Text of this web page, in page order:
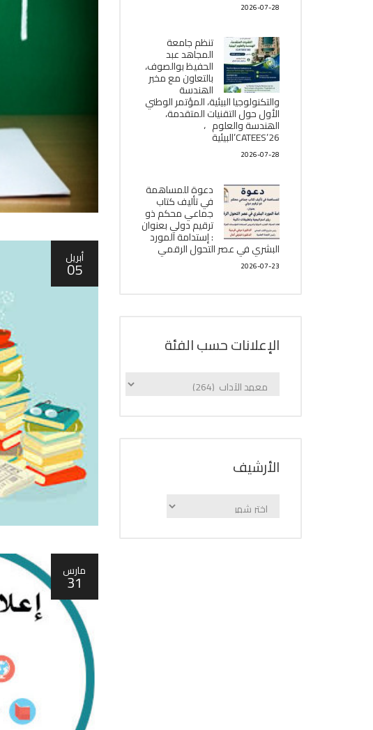
أبريل
05
مارس
31
2026-07-28
تنظم جامعة
المجاهد عبد
الحفيظ بوالصوف،
بالتعاون مع مخبر
الھندسة
والتكنولوجيا البیئیة، المؤتمر الوطني
الأول حول التقنيات المتقدمة،
الھندسة والعلوم ،
CATEES’26’البیئية
2026-07-28
دعوة للمساهمة
في تأليف كتاب
جماعي محكم ذو
ترقيم دولي بعنوان
: إستدامة المورد
البشري في عصر التحول الرقمي
2026-07-23
الإعلانات حسب الفئة
الإعلانات
اﻷرشيف
اﻷرشيف